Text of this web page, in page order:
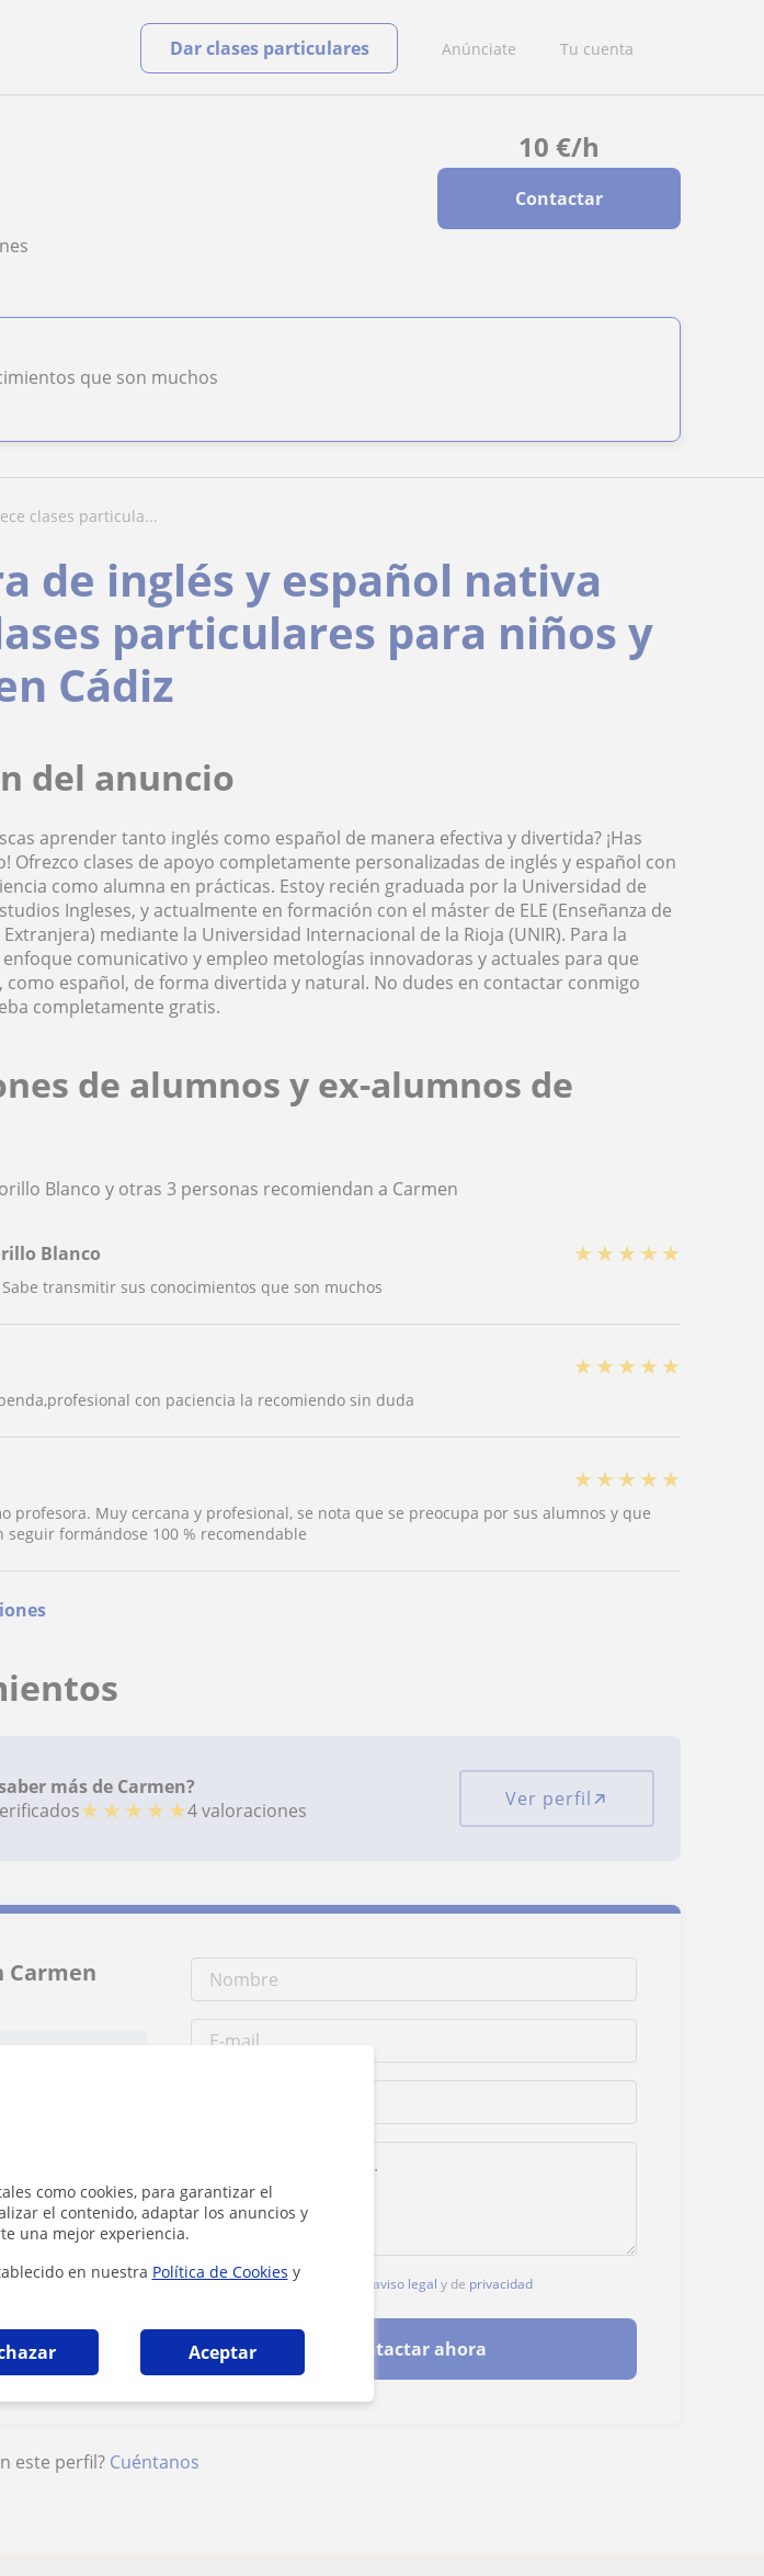
como cookies, para garantizar el
el contenido, adaptar los anuncios y
una mejor experiencia.
en nuestra Política de Cookies y
Aceptar
Anúnciate Tu cuenta
Dar clases particulares
10 €/h
Contactar
que son muchos
clases particula...
de inglés y español nativa
particulares para niños y
Cádiz
del anuncio
aprender tanto inglés como español de manera efectiva y divertida? ¡Has
Ofrezco clases de apoyo completamente personalizadas de inglés y español con
como alumna en prácticas. Estoy recién graduada por la Universidad de
Ingleses, y actualmente en formación con el máster de ELE (Enseñanza de
mediante la Universidad Internacional de la Rioja (UNIR). Para la
comunicativo y empleo metologías innovadoras y actuales para que
español, de forma divertida y natural. No dudes en contactar conmigo
completamente gratis.
de alumnos y ex-alumnos de
Blanco y otras 3 personas recomiendan a Carmen
Blanco ★ ★ ★ ★ ★
transmitir sus conocimientos que son muchos
★ ★ ★ ★ ★
con paciencia la recomiendo sin duda
★ ★ ★ ★ ★
profesora. Muy cercana y profesional, se nota que se preocupa por sus alumnos y que
seguir formándose 100 % recomendable
más de Carmen?
★ ★ ★ ★ ★4 valoraciones Ver perfil
Carmen
Al hacer clic, aceptas nuestro aviso legal y de privacidad
Contactar ahora
este perfil? Cuéntanos